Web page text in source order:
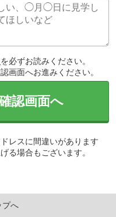
を必ずお読みください。
画面へお進みください。
認画面へ
レスに間違いがあります
る場合もございます。
プへ